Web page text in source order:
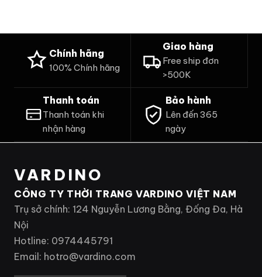
Chính hãng
100% Chính hãng
Giao hàng
Free ship đơn
>500K
Thanh toán
Thanh toán khi
nhận hàng
Bảo hành
Lên đến 365
ngày
VARDINO
CÔNG TY THỜI TRANG VARDINO VIỆT NAM
Trụ sở chính: 124 Nguyễn Lương Bằng, Đống Đa, Hà
Nội
Hotline: 0974445791
Email: hotro@vardino.com